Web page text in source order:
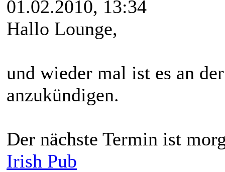
01.02.2010, 13:34
Hallo Lounge,
und wieder mal ist es an
anzukündigen.
Der nächste Termin ist
Irish Pub